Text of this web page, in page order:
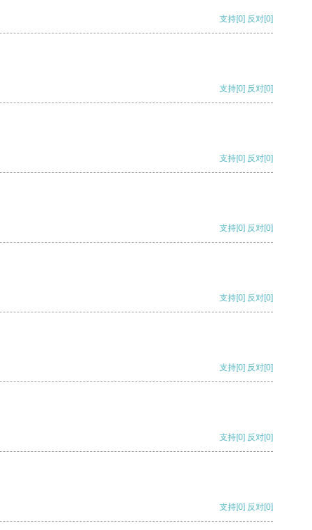
支持[0] 反对[0]
支持[0] 反对[0]
支持[0] 反对[0]
支持[0] 反对[0]
支持[0] 反对[0]
支持[0] 反对[0]
支持[0] 反对[0]
支持[0] 反对[0]